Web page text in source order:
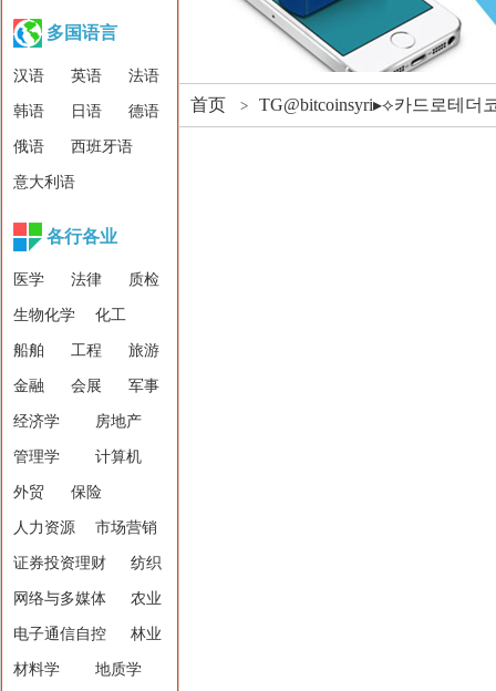
多国语言
汉语 英语 法语
韩语 日语 德语
俄语 西班牙语
意大利语
各行各业
医学 法律 质检
生物化学 化工
船舶 工程 旅游
金融 会展 军事
经济学 房地产
管理学 计算机
外贸 保险
人力资源 市场营销
证券投资理财 纺织
网络与多媒体 农业
电子通信自控 林业
材料学 地质学
首页 > TG@bitcoinsyri▸⟡카드로테더